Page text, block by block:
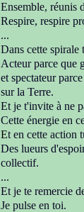
Ensemble, réunis
Respire, respire
...
Dans cette spirale
Acteur parce que
et spectateur
sur la Terre.
Et je t'invite à ne
Cette énergie en
Et en cette action
Des lueurs
collectif.
...
Et je te remercie
Je pulse en toi.